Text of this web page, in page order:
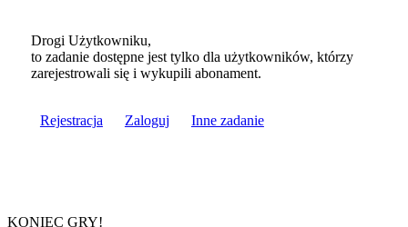
Drogi Użytkowniku,
to zadanie dostępne jest tylko dla użytkowników, którzy
zarejestrowali się i wykupili abonament.
Rejestracja Zaloguj Inne zadanie
KONIEC GRY!